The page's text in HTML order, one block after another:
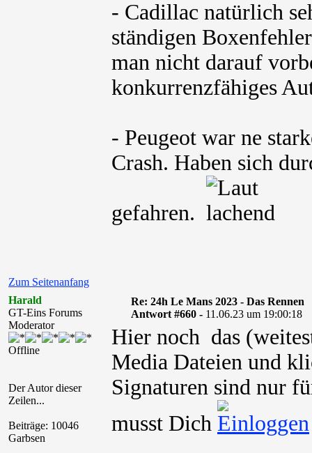
- Cadillac natürlich
ständigen
man nicht darauf
konkurrenzfähiges
- Peugeot war ne
Crash. Haben sich
gefahren.
Zum Seitenanfang
Harald
GT-Eins Forums
Moderator
Offline
Der Autor dieser
Zeilen...
Beiträge: 10046
Garbsen
Re: 24h Le Mans 2023 - Das Rennen
Antwort #660 - 11.06.23 um 19:00:18
Hier noch das
Media Dateien und
Signaturen sind nur
musst Dich